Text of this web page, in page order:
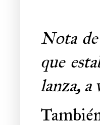
Nota
que
lanza, a